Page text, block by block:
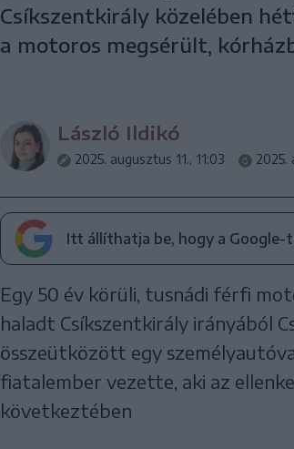
Csíkszentkirály közelében
a motoros megsérült,
László Ildikó
2025. augusztus 11., 11:03 2025.
Itt állíthatja be, hogy a Google-
Egy 50 év körüli, tusnádi férfi
haladt Csíkszentkirály irányából
összeütközött egy
fiatalember vezette, aki az
következtében